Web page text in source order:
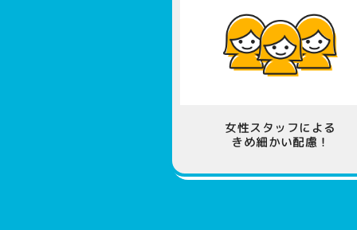
女性スタッフによる
きめ細かい配慮！